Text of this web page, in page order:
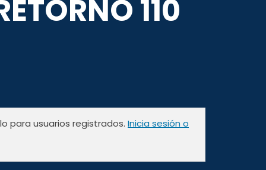
110
para usuarios registrados. Inicia sesión o